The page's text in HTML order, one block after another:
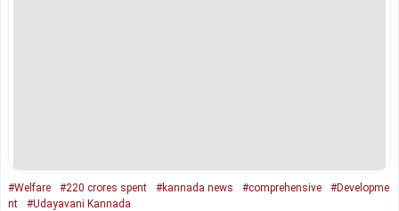
#Welfare #220 crores spent #kannada news #comprehensive
#Developme
nt
#Udayavani Kannada